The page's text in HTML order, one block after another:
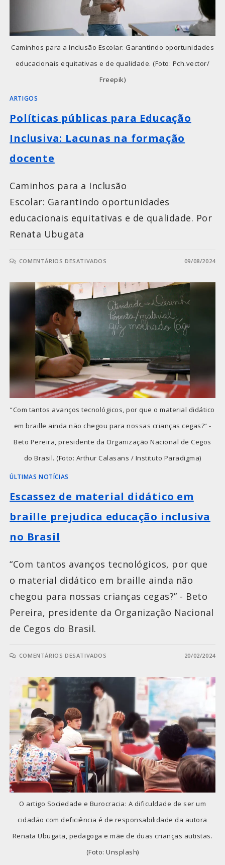
Caminhos para a Inclusão Escolar: Garantindo oportunidades
educacionais equitativas e de qualidade. (Foto: Pch.vector/
Freepik)
ARTIGOS
Políticas públicas para Educação
Inclusiva: Lacunas na formação
docente
Caminhos para a Inclusão
Escolar: Garantindo oportunidades
educacionais equitativas e de qualidade. Por
Renata Ubugata
COMENTÁRIOS DESATIVADOS 09/08/2024
“Com tantos avanços tecnológicos, por que o material didático
em braille ainda não chegou para nossas crianças cegas?” -
Beto Pereira, presidente da Organização Nacional de Cegos
do Brasil. (Foto: Arthur Calasans / Instituto Paradigma)
ÚLTIMAS NOTÍCIAS
Escassez de material didático em
braille prejudica educação inclusiva
no Brasil
“Com tantos avanços tecnológicos, por que
o material didático em braille ainda não
chegou para nossas crianças cegas?” - Beto
Pereira, presidente da Organização Nacional
de Cegos do Brasil.
COMENTÁRIOS DESATIVADOS 20/02/2024
O artigo Sociedade e Burocracia: A dificuldade de ser um
cidadão com deficiência é de responsabilidade da autora
Renata Ubugata, pedagoga e mãe de duas crianças autistas.
(Foto: Unsplash)